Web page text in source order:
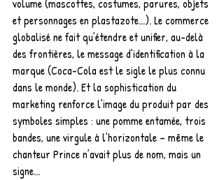
volume (mascottes, costumes, parures, objets
et personnages en plastazote...). Le commerce
globalisé ne fait qu’étendre et unifier, au-delà
des frontières, le message d’identification à la
marque (Coca-Cola est le sigle le plus connu
dans le monde). Et la sophistication du
marketing renforce l’image du produit par des
symboles simples : une pomme entamée, trois
bandes, une virgule à l’horizontale – même le
chanteur Prince n’avait plus de nom, mais un
signe...